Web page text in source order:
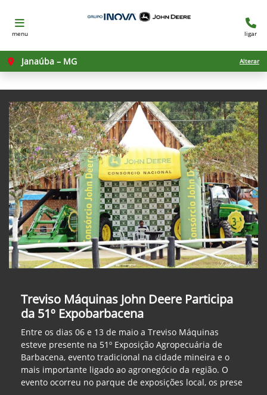
menu ligar
Janaúba – MG Alterar
Treviso Máquinas John Deere Participa
da 51º Expobarbacena
Entre os dias 06 e 13 de maio a Treviso Máquinas
esteve presente na 51º Exposição Agropecuária de
Barbacena, evento tradicional na cidade mineira e o
mais importante ligado ao agronegócio da região. O
evento ocorreu no parque de exposições local, os prese